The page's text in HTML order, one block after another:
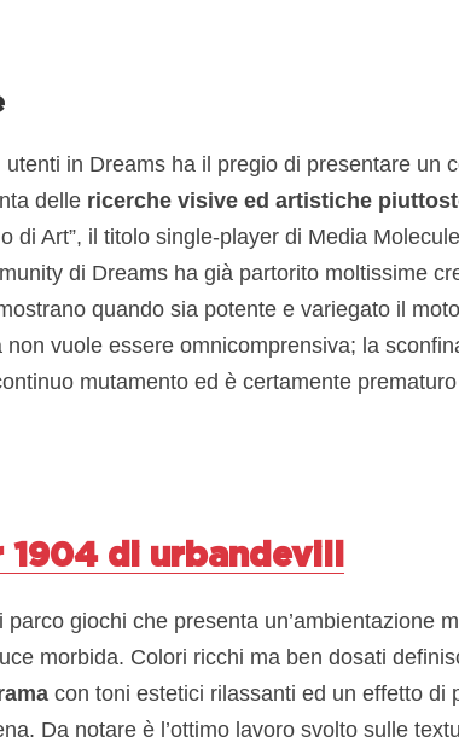
in Dreams ha il pregio di presentare un
delle ricerche visive ed artistiche
di Art”, il titolo single-player di Media
di Dreams ha già partorito moltissime
quando sia potente e variegato il
vuole essere omnicomprensiva; la
mutamento ed è certamente
di urbandevill
giochi che presenta un’ambientazione
morbida. Colori ricchi ma ben dosati
con toni estetici rilassanti ed un effetto di
Da notare è l’ottimo lavoro svolto sulle